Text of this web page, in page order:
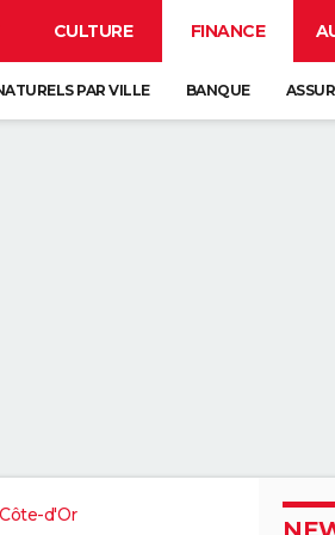
CULTURE FINANCE
PAR VILLE BANQUE
Côte-d'Or